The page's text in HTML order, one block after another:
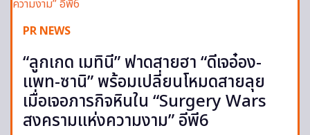
PR NEWS
“ลูกเกด เมทินี” ฟาดสายฮา “ดีเจอ๋อง-
แพท-ซานิ” พร้อมเปลี่ยนโหมดสายลุย
เมื่อเจอภารกิจหินใน “Surgery Wars
สงครามแห่งความงาม” อีพี6